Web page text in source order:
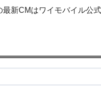
最新CMはワイモバイル公